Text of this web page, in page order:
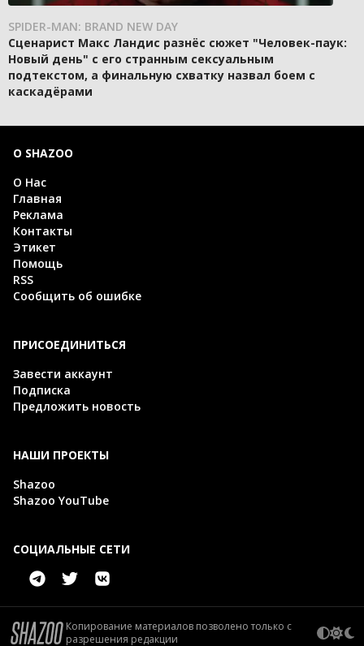
SPIDER-MAN: BRAND NEW DAY
Сценарист Макс Ландис разнёс сюжет "Человек-паук:
Новый день" с его странным сексуальным
подтекстом, а финальную схватку назвал боем с
каскадёрами
О SHAZOO
О Нас
Главная
Реклама
Контакты
Этикет
Помощь
RSS
Сообщить об ошибке
ПРИСОЕДИНИТЬСЯ
Завести аккаунт
Подписка
Предложить новость
НАШИ ПРОЕКТЫ
Shazoo
Shazoo YouTube
СОЦИАЛЬНЫЕ СЕТИ
Копирование материалов позволено только с
разрешения редакции